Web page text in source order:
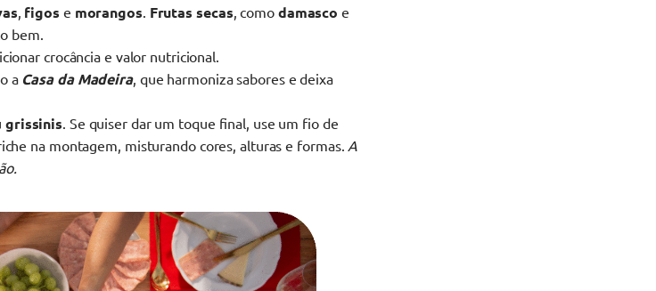
, figos e morangos. Frutas secas, como damascoe
bem.
crocância e valor nutricional.
a Casa da Madeira, que harmoniza sabores e deixa
grissinis. Se quiser dar um toque final, use um fio de
na montagem, misturando cores, alturas e formas. A